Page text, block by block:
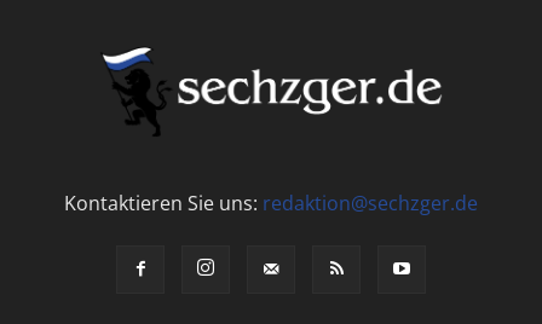
Kontaktieren Sie uns: redaktion@sechzger.de